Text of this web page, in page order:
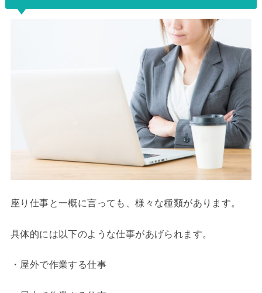
座り仕事と一概に言っても、様々な種類があります。
具体的には以下のような仕事があげられます。
・屋外で作業する仕事